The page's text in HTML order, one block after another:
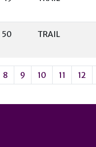
50 TRAIL
8 9 10 11 12